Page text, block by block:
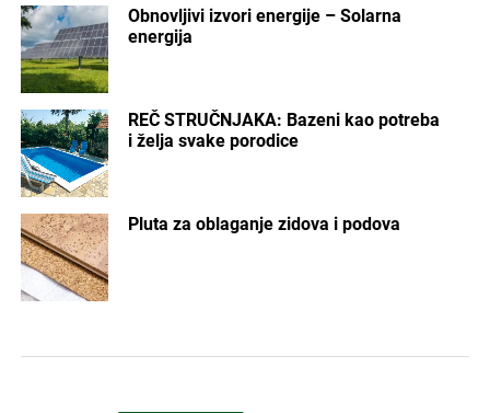
Obnovljivi izvori energije – Solarna
energija
REČ STRUČNJAKA: Bazeni kao potreba
i želja svake porodice
Pluta za oblaganje zidova i podova